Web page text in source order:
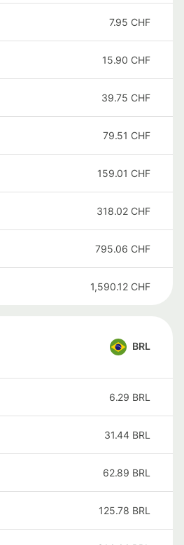
7.95 CHF
15.90 CHF
39.75 CHF
79.51 CHF
159.01 CHF
318.02 CHF
795.06 CHF
1,590.12 CHF
BRL
6.29 BRL
31.44 BRL
62.89 BRL
125.78 BRL